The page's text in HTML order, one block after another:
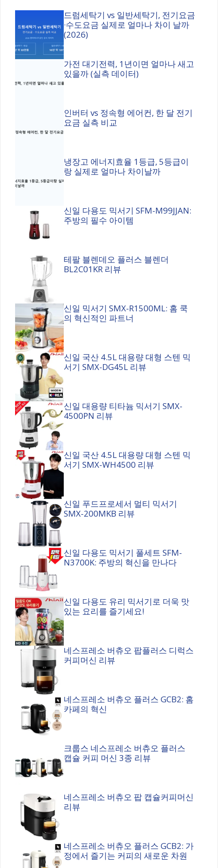
드럼세탁기 vs 일반세탁기, 전기요금
·수도요금 실제로 얼마나 차이 날까
(2026)
가전 대기전력, 1년이면 얼마나 새고
있을까 (실측 데이터)
인버터 vs 정속형 에어컨, 한 달 전기
요금 실측 비교
냉장고 에너지효율 1등급, 5등급이
랑 실제로 얼마나 차이날까
신일 다용도 믹서기 SFM-M99JJAN:
주방의 필수 아이템
테팔 블렌데오 플러스 블렌더
BL2C01KR 리뷰
신일 믹서기 SMX-R1500ML: 홈 쿡
의 혁신적인 파트너
신일 국산 4.5L 대용량 대형 스텐 믹
서기 SMX-DG45L 리뷰
신일 대용량 티타늄 믹서기 SMX-
4500PN 리뷰
신일 국산 4.5L 대용량 대형 스텐 믹
서기 SMX-WH4500 리뷰
신일 푸드프로세서 멀티 믹서기
SMX-200MKB 리뷰
신일 다용도 믹서기 풀세트 SFM-
N3700K: 주방의 혁신을 만나다
신일 다용도 유리 믹서기로 더욱 맛
있는 요리를 즐기세요!
네스프레소 버츄오 팝플러스 디럭스
커피머신 리뷰
네스프레소 버츄오 플러스 GCB2: 홈
카페의 혁신
크룹스 네스프레소 버츄오 플러스
캡슐 커피 머신 3종 리뷰
네스프레소 버츄오 팝 캡슐커피머신
리뷰
네스프레소 버츄오 플러스 GCB2: 가
정에서 즐기는 커피의 새로운 차원